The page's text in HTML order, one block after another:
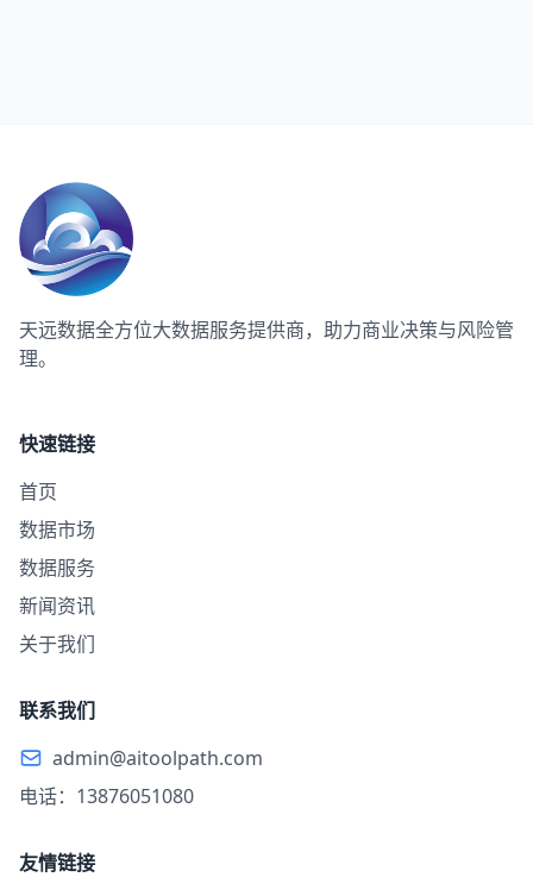
天远数据全方位大数据服务提供商，助力商业决策与风险管
理。
快速链接
首页
数据市场
数据服务
新闻资讯
关于我们
联系我们
admin@aitoolpath.com
电话：13876051080
友情链接